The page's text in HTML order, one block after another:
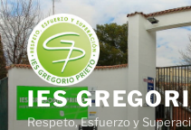
Saltar
al
contenido
IES
Respeto, Esfuerzo y